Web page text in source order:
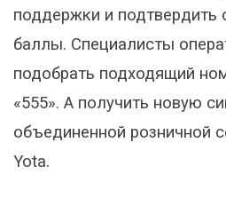
поддержки и подтвердить
баллы. Специалисты
подобрать подходящий
«555». А получить новую
объединенной розничной
Yota.